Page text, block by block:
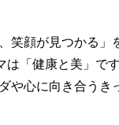
笑顔が見つかる
は「健康と美」で
や心に向き合う